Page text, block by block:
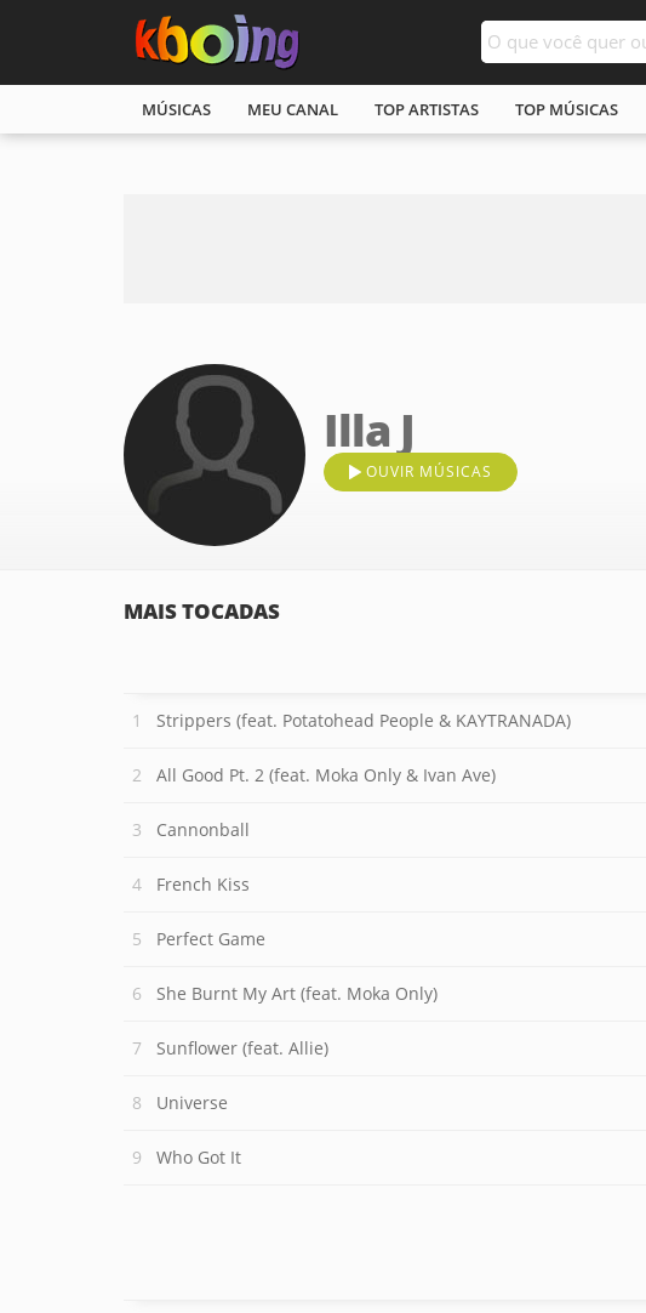
MÚSICAS MEU CANAL TOP ARTISTAS TOP MÚSICAS
Illa J
OUVIR MÚSICAS
MAIS TOCADAS
Strippers (feat. Potatohead People & KAYTRANADA)
All Good Pt. 2 (feat. Moka Only & Ivan Ave)
Cannonball
French Kiss
Perfect Game
She Burnt My Art (feat. Moka Only)
Sunflower (feat. Allie)
Universe
Who Got It